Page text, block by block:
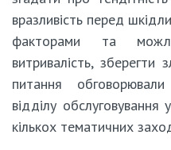
вразливість перед
факторами та
витривалість,
питання
відділу
кількох тематичних